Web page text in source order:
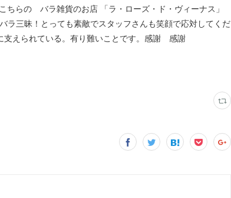
らの バラ雑貨のお店 「ラ・ローズ・ド・ヴィーナス」
ラ三昧！とっても素敵でスタッフさんも笑顔で応対してくだ
支えられている。有り難いことです。感謝 感謝